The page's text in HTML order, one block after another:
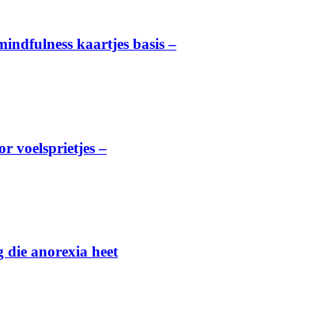
kaartjes basis –
voelsprietjes –
die anorexia heet